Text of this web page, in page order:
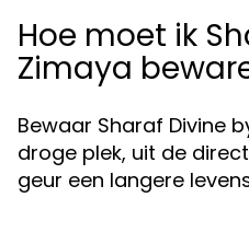
Hoe moet ik
Zimaya
Bewaar Sharaf Divine
droge plek, uit de
geur een langere